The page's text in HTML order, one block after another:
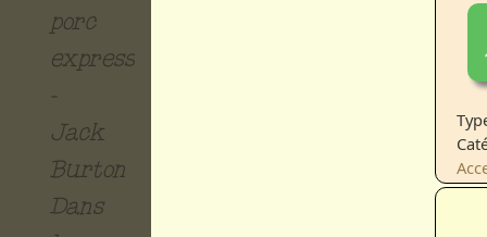
porc
express!
Jack
Burton
Dans